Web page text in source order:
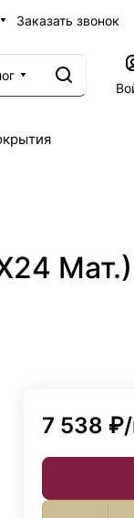
Заказать звонок
Мат.)
7 538 ₽/